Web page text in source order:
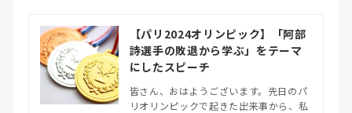
【パリ2024オリンピック】「阿部
詩選手の敗退から学ぶ」をテーマ
にしたスピーチ
皆さん、おはようございます。先日のパ
リオリンピックで起きた出来事から、私